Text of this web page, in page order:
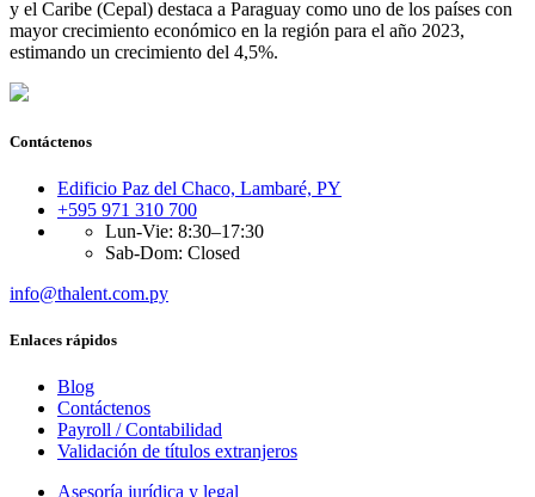
y el Caribe (Cepal) destaca a Paraguay como uno de los países con
mayor crecimiento económico en la región para el año 2023,
estimando un crecimiento del 4,5%.
Contáctenos
Edificio Paz del Chaco, Lambaré, PY
+595 971 310 700
Lun-Vie: 8:30–17:30
Sab-Dom: Closed
info@thalent.com.py
Enlaces rápidos
Blog
Contáctenos
Payroll / Contabilidad
Validación de títulos extranjeros
Asesoría jurídica y legal